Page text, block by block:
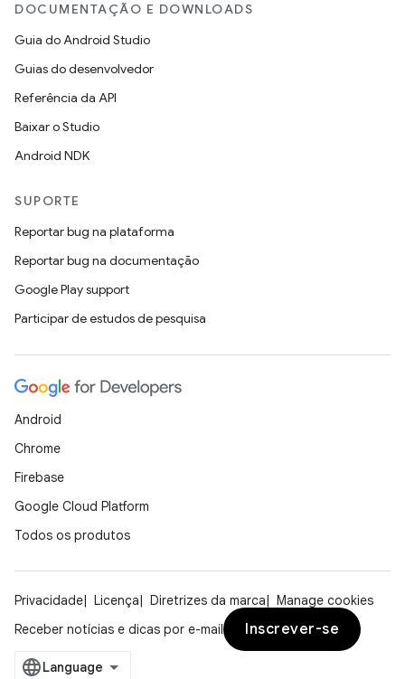
DOCUMENTAÇÃO E DOWNLOADS
Guia do Android Studio
Guias do desenvolvedor
Referência da API
Baixar o Studio
Android NDK
SUPORTE
Reportar bug na plataforma
Reportar bug na documentação
Google Play support
Participar de estudos de pesquisa
Android
Chrome
Firebase
Google Cloud Platform
Todos os produtos
Privacidade Licença Diretrizes da marca
Manage cookies
Receber notícias e dicas por e-mail
Inscrever-se